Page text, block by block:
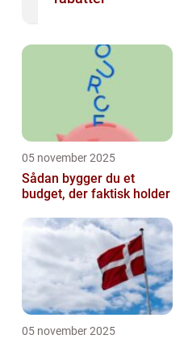
05 november 2025
Sådan bygger du et
budget, der faktisk holder
05 november 2025